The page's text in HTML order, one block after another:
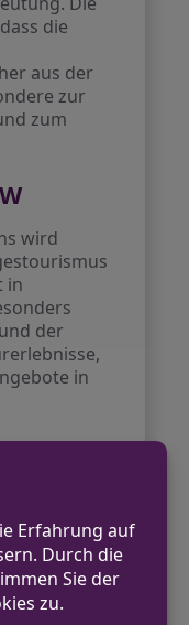
die
aus der
zur
zum
wird
in
der
in
setzt sich
ersten
Jahres
Zuwachs
zum